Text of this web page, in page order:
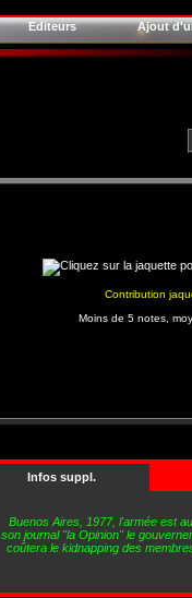
Editeurs Ajout
Contribution
Moins de 5 notes,
Infos suppl.
Buenos Aires, 1977, l'armée est
son journal "la Opinion" le
coûtera le kidnapping des